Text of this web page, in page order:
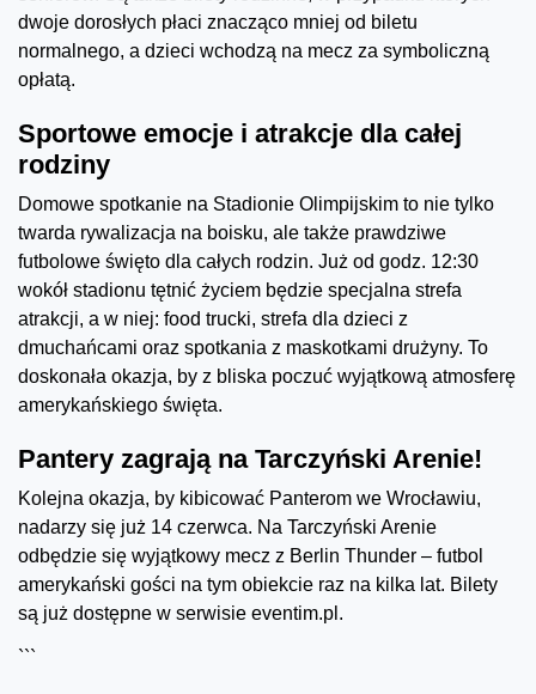
dwoje dorosłych płaci znacząco mniej od biletu
normalnego, a dzieci wchodzą na mecz za symboliczną
opłatą.
Sportowe emocje i atrakcje dla całej
rodziny
Domowe spotkanie na Stadionie Olimpijskim to nie tylko
twarda rywalizacja na boisku, ale także prawdziwe
futbolowe święto dla całych rodzin. Już od godz. 12:30
wokół stadionu tętnić życiem będzie specjalna strefa
atrakcji, a w niej: food trucki, strefa dla dzieci z
dmuchańcami oraz spotkania z maskotkami drużyny. To
doskonała okazja, by z bliska poczuć wyjątkową atmosferę
amerykańskiego święta.
Pantery zagrają na Tarczyński Arenie!
Kolejna okazja, by kibicować Panterom we Wrocławiu,
nadarzy się już 14 czerwca. Na Tarczyński Arenie
odbędzie się wyjątkowy mecz z Berlin Thunder – futbol
amerykański gości na tym obiekcie raz na kilka lat. Bilety
są już dostępne w serwisie eventim.pl.
```